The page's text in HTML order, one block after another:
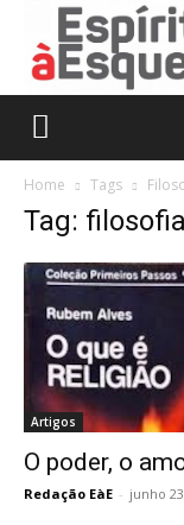
Home Tags
Tag:
Artigos
O poder, o
Redação EàE - junho